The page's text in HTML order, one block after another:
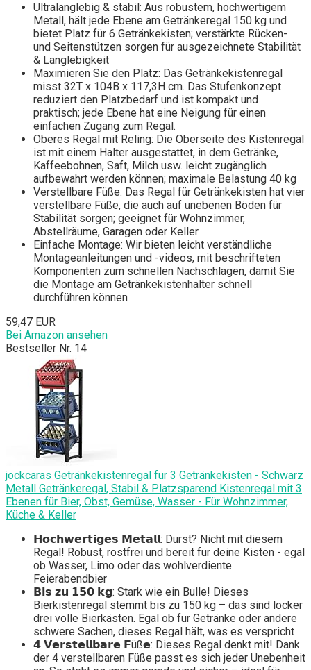
Ultralanglebig & stabil: Aus robustem, hochwertigem
Metall, hält jede Ebene am Getränkeregal 150 kg und
bietet Platz für 6 Getränkekisten; verstärkte Rücken-
und Seitenstützen sorgen für ausgezeichnete Stabilität
& Langlebigkeit
Maximieren Sie den Platz: Das Getränkekistenregal
misst 32T x 104B x 117,3H cm. Das Stufenkonzept
reduziert den Platzbedarf und ist kompakt und
praktisch; jede Ebene hat eine Neigung für einen
einfachen Zugang zum Regal.
Oberes Regal mit Reling: Die Oberseite des Kistenregal
ist mit einem Halter ausgestattet, in dem Getränke,
Kaffeebohnen, Saft, Milch usw. leicht zugänglich
aufbewahrt werden können; maximale Belastung 40 kg
Verstellbare Füße: Das Regal für Getränkekisten hat vier
verstellbare Füße, die auch auf unebenen Böden für
Stabilität sorgen; geeignet für Wohnzimmer,
Abstellräume, Garagen oder Keller
Einfache Montage: Wir bieten leicht verständliche
Montageanleitungen und -videos, mit beschrifteten
Komponenten zum schnellen Nachschlagen, damit Sie
die Montage am Getränkekistenhalter schnell
durchführen können
59,47 EUR
Bei Amazon ansehen
Bestseller Nr. 14
jockcaras Getränkekistenregal für 3 Getränkekisten - Schwarz
Metall Getränkeregal, Stabil & Platzsparend Kistenregal mit 3
Ebenen für Bier, Obst, Gemüse, Wasser - Für Wohnzimmer,
Küche & Keller
𝗛𝗼𝗰𝗵𝘄𝗲𝗿𝘁𝗶𝗴𝗲𝘀 𝗠𝗲𝘁𝗮𝗹𝗹: Durst? Nicht mit diesem
Regal! Robust, rostfrei und bereit für deine Kisten - egal
ob Wasser, Limo oder das wohlverdiente
Feierabendbier
𝗕𝗶𝘀 𝘇𝘂 𝟭𝟱𝟬 𝗸𝗴: Stark wie ein Bulle! Dieses
Bierkistenregal stemmt bis zu 150 kg – das sind locker
drei volle Bierkästen. Egal ob für Getränke oder andere
schwere Sachen, dieses Regal hält, was es verspricht
𝟰 𝗩𝗲𝗿𝘀𝘁𝗲𝗹𝗹𝗯𝗮𝗿𝗲 𝗙üß𝗲: Dieses Regal denkt mit! Dank
der 4 verstellbaren Füße passt es sich jeder Unebenheit